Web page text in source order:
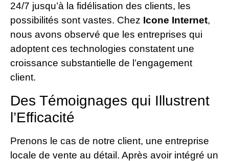
24/7 jusqu’à la fidélisation des clients, les
possibilités sont vastes. Chez Icone Internet,
nous avons observé que les entreprises qui
adoptent ces technologies constatent une
croissance substantielle de l’engagement
client.
Des Témoignages qui Illustrent
l’Efficacité
Prenons le cas de notre client, une entreprise
locale de vente au détail. Après avoir intégré un